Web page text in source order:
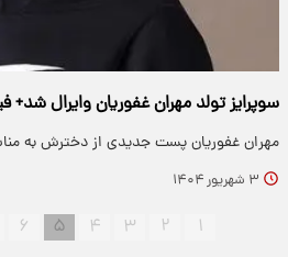
سوپرایز تولد مهران غفوریان وایرال شد+
مهران غفوریان پست جدیدی از دخترش به
۳ شهریور ۱۴۰۴
۱ ۲ ۳ ۴ ۵ ۶